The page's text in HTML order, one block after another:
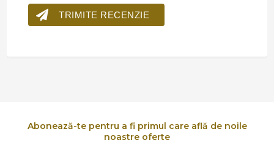
TRIMITE RECENZIE
Abonează-te pentru a fi primul care află de noile
noastre oferte